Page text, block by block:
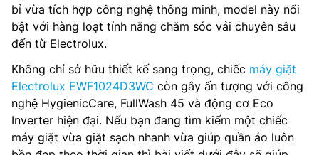
bỉ vừa tích hợp công nghệ thông minh, model này nổi
bật với hàng loạt tính năng chăm sóc vải chuyên sâu
đến từ Electrolux.
Không chỉ sở hữu thiết kế sang trọng, chiếc máy giặt
Electrolux EWF1024D3WC còn gây ấn tượng với công
nghệ HygienicCare, FullWash 45 và động cơ Eco
Inverter hiện đại. Nếu bạn đang tìm kiếm một chiếc
máy giặt vừa giặt sạch nhanh vừa giúp quần áo luôn